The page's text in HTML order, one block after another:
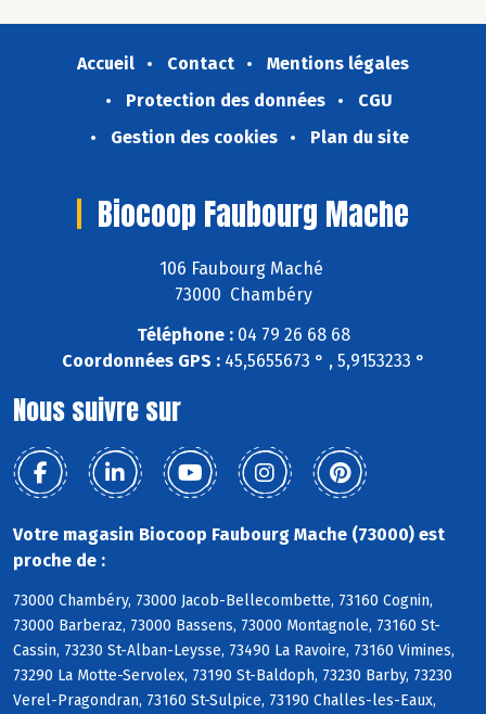
Accueil Contact
Mentions légales
Protection des données
CGU
Gestion des cookies
Plan du site
Biocoop Faubourg Mache
106 Faubourg Maché
73000 Chambéry
Téléphone :04 79 26 68 68
Coordonnées GPS :45,5655673 ° , 5,9153233 °
Nous suivre sur
Votre magasin Biocoop Faubourg Mache (73000) est
proche de :
73000 Chambéry, 73000 Jacob-Bellecombette, 73160 Cognin,
73000 Barberaz, 73000 Bassens, 73000 Montagnole, 73160 St-
Cassin, 73230 St-Alban-Leysse, 73490 La Ravoire, 73160 Vimines,
73290 La Motte-Servolex, 73190 St-Baldoph, 73230 Barby, 73230
Verel-Pragondran, 73160 St-Sulpice, 73190 Challes-les-Eaux,